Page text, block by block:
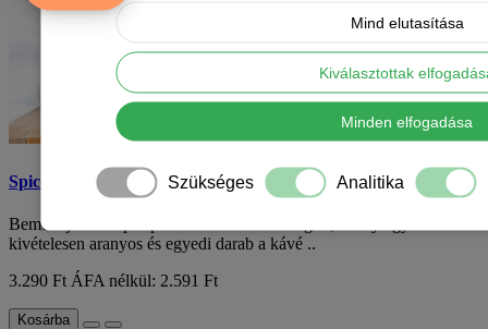
Spicc mintás bögre
Bemutatjuk a törpe spicc mintás kerámiabögrét, amely egy
kivételesen aranyos és egyedi darab a kávé ..
3.290 Ft ÁFA nélkül: 2.591 Ft
Kosárba
Mind elutasítása
Kiválasztottak
Minden elfogadása
Szükséges Analitika